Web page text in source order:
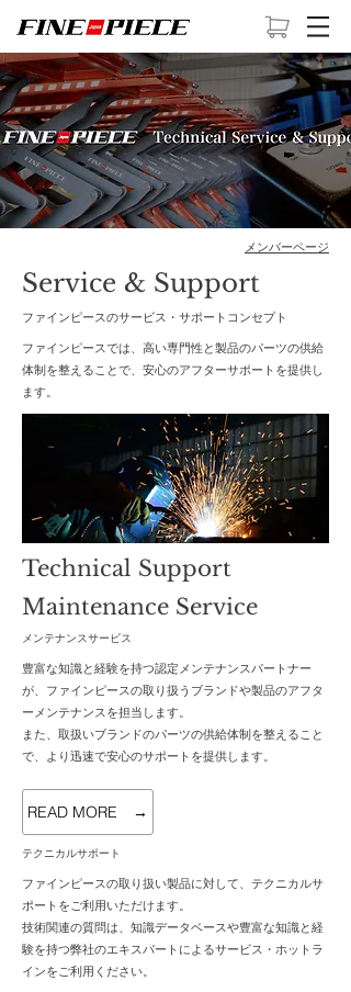
メンバーページ
Service & Support
​ファインピースのサービス・サポートコンセプト
​ファインピースでは、高い専門性と製品のパーツの供給
体制を整えることで、安心のアフターサポートを提供し
ます。
Technical Support
Maintenance Service
​メンテナンスサービス
豊富な知識と経験を持つ認定メンテナンスパートナー
が、ファインピースの取り扱うブランドや製品のアフタ
ーメンテナンスを担当します。
また、取扱いブランドのパーツの供給体制を整えること
で、より迅速で安心のサポートを提供します。
READ MORE →
​テクニカルサポート
ファインピースの取り扱い製品に対して、テクニカルサ
ポートをご利用いただけます。
技術関連の質問は、知識データベースや豊富な知識と経
験を持つ弊社のエキスパートによるサービス・ホットラ
インをご利用ください。